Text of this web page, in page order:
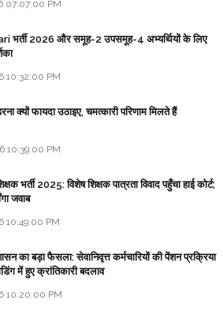
07:07:00 PM
भर्ती 2026 और समूह-2 उपसमूह-4 अभ्यर्थियों के लिए
PM
क्यों फायदा उठाइए, चमत्कारी परिणाम मिलते हैं
PM
भर्ती 2025: विशेष शिक्षक पात्रता विवाद पहुँचा हाई कोर्ट;
जवाब
PM
का बड़ा फैसला: सेवानिवृत्त कर्मचारियों की पेंशन प्रक्रिया
में हुए क्रांतिकारी बदलाव
10:20:00 PM